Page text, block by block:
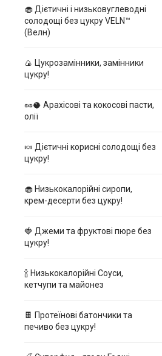
🧁 Дієтичні і низьковуглеводні
солодощі без цукру VELN™
(Велн)
🍙 Цукрозамінники, замінники
цукру!
🥜🥥 Арахісові та кокосові пасти,
олії
🍬 Дієтичні корисні солодощі без
цукру!
🧁 Низькокалорійні сиропи,
крем-десерти без цукру!
🍓 Джеми та фруктові пюре без
цукру!
🍾 Низькокалорійні Соуси,
кетчупи та майонез
🍫 Протеїнові батончики та
печиво без цукру!